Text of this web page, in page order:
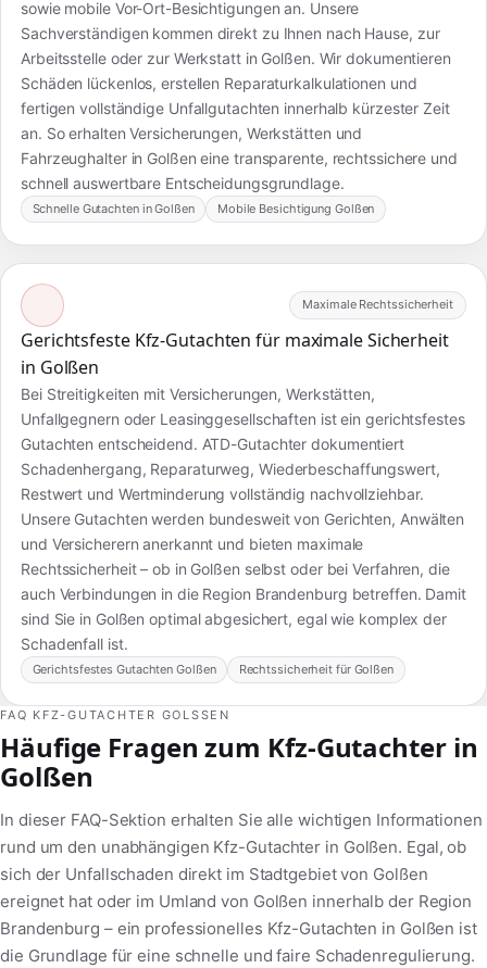
sowie mobile Vor-Ort-Besichtigungen an. Unsere
Sachverständigen kommen direkt zu Ihnen nach Hause, zur
Arbeitsstelle oder zur Werkstatt in Golßen. Wir dokumentieren
Schäden lückenlos, erstellen Reparaturkalkulationen und
fertigen vollständige Unfallgutachten innerhalb kürzester Zeit
an. So erhalten Versicherungen, Werkstätten und
Fahrzeughalter in Golßen eine transparente, rechtssichere und
schnell auswertbare Entscheidungsgrundlage.
Schnelle Gutachten in Golßen Mobile Besichtigung Golßen
Maximale Rechtssicherheit
Gerichtsfeste Kfz-Gutachten für maximale Sicherheit
in Golßen
Bei Streitigkeiten mit Versicherungen, Werkstätten,
Unfallgegnern oder Leasinggesellschaften ist ein gerichtsfestes
Gutachten entscheidend. ATD-Gutachter dokumentiert
Schadenhergang, Reparaturweg, Wiederbeschaffungswert,
Restwert und Wertminderung vollständig nachvollziehbar.
Unsere Gutachten werden bundesweit von Gerichten, Anwälten
und Versicherern anerkannt und bieten maximale
Rechtssicherheit – ob in Golßen selbst oder bei Verfahren, die
auch Verbindungen in die Region Brandenburg betreffen. Damit
sind Sie in Golßen optimal abgesichert, egal wie komplex der
Schadenfall ist.
Gerichtsfestes Gutachten Golßen Rechtssicherheit für Golßen
FAQ KFZ-GUTACHTER GOLSSEN
Häufige Fragen zum Kfz-Gutachter in
Golßen
In dieser FAQ-Sektion erhalten Sie alle wichtigen Informationen
rund um den unabhängigen Kfz-Gutachter in Golßen. Egal, ob
sich der Unfallschaden direkt im Stadtgebiet von Golßen
ereignet hat oder im Umland von Golßen innerhalb der Region
Brandenburg – ein professionelles Kfz-Gutachten in Golßen ist
die Grundlage für eine schnelle und faire Schadenregulierung.